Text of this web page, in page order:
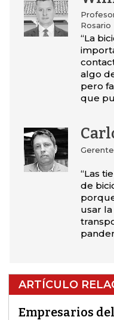
Rosario
“La
algo
pero
que
“Las
de
usar
ARTÍCULO
Empresarios